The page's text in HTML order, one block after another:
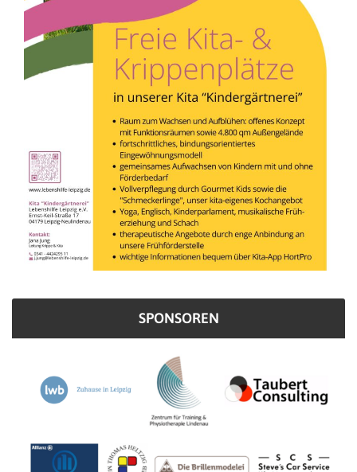
SPONSOREN